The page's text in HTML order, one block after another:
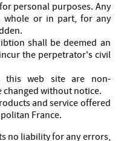
personal purposes. Any
whole or in part, for any
shall be deemed an
the perpetrator's civil
this web site are non-
changed without notice.
and service offered
France.
no liability for any errors,